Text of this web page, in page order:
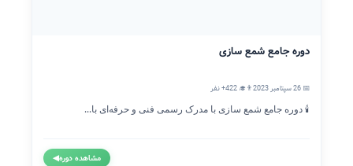
دوره جامع شمع سازی
📅 26 سپتامبر 2023
👨‍🎓 422+ نفر
🕯️ دوره جامع شمع سازی با مدرک رسمی فنی و حرفه‌ای با...
مشاهده دوره◀